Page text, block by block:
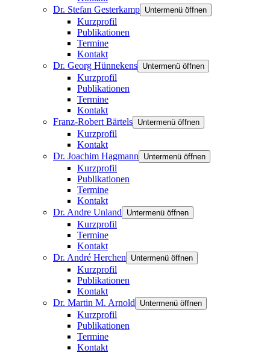
Dr. Stefan Gesterkamp Untermenü öffnen
Kurzprofil
Publikationen
Termine
Kontakt
Dr. Georg Hünnekens Untermenü öffnen
Kurzprofil
Publikationen
Termine
Kontakt
Franz-Robert Bärtels Untermenü öffnen
Kurzprofil
Kontakt
Dr. Joachim Hagmann
Untermenü öffnen
Kurzprofil
Publikationen
Termine
Kontakt
Dr. Andre Unland
Untermenü öffnen
Kurzprofil
Termine
Kontakt
Dr. André Herchen
Untermenü öffnen
Kurzprofil
Publikationen
Kontakt
Dr. Martin M. Arnold
Untermenü öffnen
Kurzprofil
Publikationen
Termine
Kontakt